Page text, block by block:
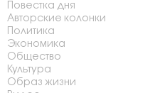
Повестка дня
Авторские колонки
Политика
Экономика
Общество
Культура
Образ жизни